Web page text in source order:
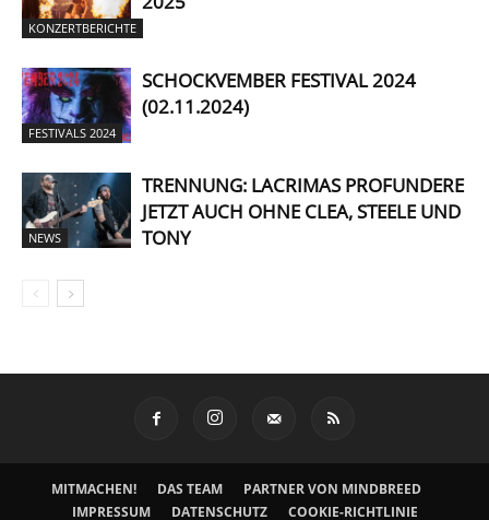
KONZERTBERICHTE
FESTIVALS 2024
SCHOCKVEMBER FESTIVAL 2024
(02.11.2024)
NEWS
TRENNUNG: LACRIMAS PROFUNDERE
JETZT AUCH OHNE CLEA, STEELE UND
TONY
MITMACHEN! DAS TEAM
PARTNER VON MINDBREED
IMPRESSUM
DATENSCHUTZ COOKIE-RICHTLINIE